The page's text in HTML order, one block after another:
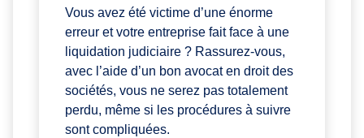
Vous avez été victime d’une énorme
erreur et votre entreprise fait face à une
liquidation judiciaire ? Rassurez-vous,
avec l’aide d’un bon avocat en droit des
sociétés, vous ne serez pas totalement
perdu, même si les procédures à suivre
sont compliquées.